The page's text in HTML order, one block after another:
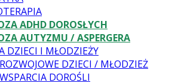
ADHD DOROSŁYCH
AUTYZMU / ASPERGERA
DZIECI I MŁODZIEŻY
DZIECI / MŁODZIEŻ
DOROŚLI